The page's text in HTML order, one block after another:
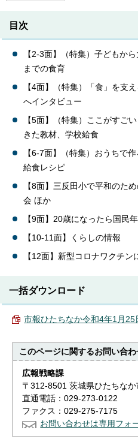
目次
【2-3面】（特集）子どもから
までの食育
【4面】（特集）「食」を支え
へインタビュー
【5面】（特集）ここがすご
きた教材、学校給食
【6-7面】（特集）おうちで作
給食レシピ
【8面】三反田小で平和のた
会 ほか
【9面】20歳になったら国民
【10-11面】くらしの情報
【12面】新型コロナワクチン
一括ダウンロード
市報ひたちなか令和4年1月25
このページに関するお問い合わ
広報戦略課
〒312-8501 茨城県ひたちな
直通電話：029-273-0122
ファクス：029-275-7175
お問い合わせは専用フォ